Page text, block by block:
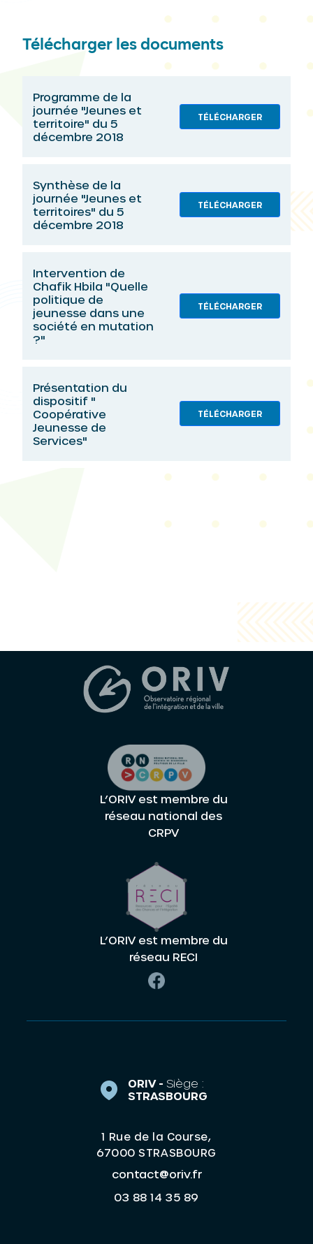
Télécharger les documents
Programme de la
journée "Jeunes et
territoire" du 5
décembre 2018
TÉLÉCHARGER
Synthèse de la
journée "Jeunes et
territoires" du 5
décembre 2018
TÉLÉCHARGER
Intervention de
Chafik Hbila "Quelle
politique de
jeunesse dans une
société en mutation
?"
TÉLÉCHARGER
Présentation du
dispositif "
Coopérative
Jeunesse de
Services"
TÉLÉCHARGER
L’ORIV est membre du
réseau national des
CRPV
L’ORIV est membre du
réseau RECI
ORIV - Siège :
STRASBOURG
1 Rue de la Course,
67000 STRASBOURG
contact@oriv.fr
03 88 14 35 89